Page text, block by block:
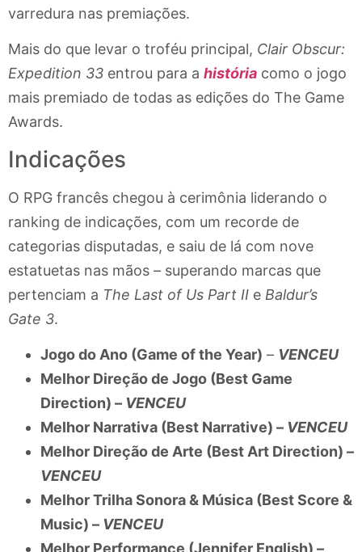
varredura nas premiações.
Mais do que levar o troféu principal, Clair Obscur:
Expedition 33 entrou para a história como o jogo
mais premiado de todas as edições do The Game
Awards.
Indicações
O RPG francês chegou à cerimônia liderando o
ranking de indicações, com um recorde de
categorias disputadas, e saiu de lá com nove
estatuetas nas mãos – superando marcas que
pertenciam a The Last of Us Part II e Baldur’s
Gate 3.
Jogo do Ano (Game of the Year) – VENCEU
Melhor Direção de Jogo (Best Game
Direction) – VENCEU
Melhor Narrativa (Best Narrative) – VENCEU
Melhor Direção de Arte (Best Art Direction) –
VENCEU
Melhor Trilha Sonora & Música (Best Score &
Music) – VENCEU
Melhor Performance (Jennifer English) –